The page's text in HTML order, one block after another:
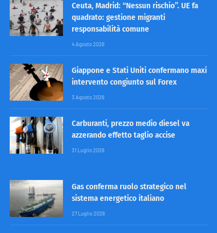
Ceuta, Madrid: “Nessun rischio”. UE fa
quadrato: gestione migranti
responsabilità comune
4 Agosto 2026
Giappone e Stati Uniti confermano maxi
intervento congiunto sul Forex
3 Agosto 2026
Carburanti, prezzo medio diesel va
azzerando effetto taglio accise
31 Luglio 2026
Gas conferma ruolo strategico nel
sistema energetico italiano
27 Luglio 2026